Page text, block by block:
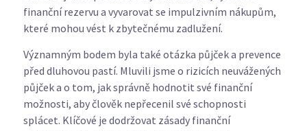
finanční rezervu a vyvarovat se impulzivním nákupům,
které mohou vést k zbytečnému zadlužení.
Významným bodem byla také otázka půjček a prevence
před dluhovou pastí. Mluvili jsme o rizicích neuvážených
půjček a o tom, jak správně hodnotit své finanční
možnosti, aby člověk nepřecenil své schopnosti
splácet. Klíčové je dodržovat zásady finanční